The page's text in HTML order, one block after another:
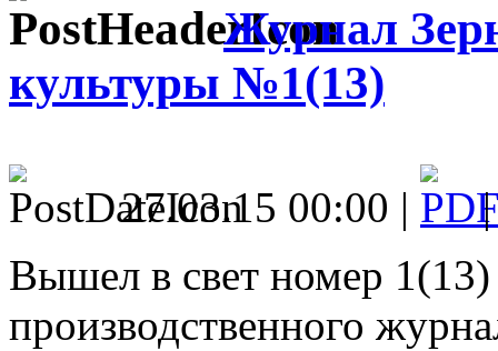
Журнал
культуры №1(13)
27.03.15 00:00 |
Вышел в свет номер 1(13)
производственного